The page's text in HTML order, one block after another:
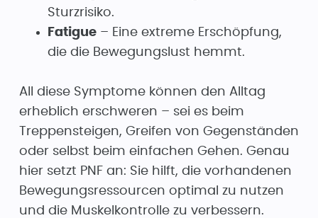
Sturzrisiko.
Fatigue– Eine extreme Erschöpfung,
die die Bewegungslust hemmt.
All diese Symptome können den Alltag
erheblich erschweren – sei es beim
Treppensteigen, Greifen von Gegenständen
oder selbst beim einfachen Gehen. Genau
hier setzt PNF an: Sie hilft, die vorhandenen
Bewegungsressourcen optimal zu nutzen
und die Muskelkontrolle zu verbessern.